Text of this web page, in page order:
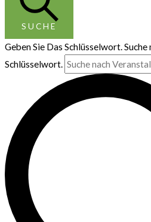
SUCHE
Geben Sie Das Schlüsselwort.
Schlüsselwort.